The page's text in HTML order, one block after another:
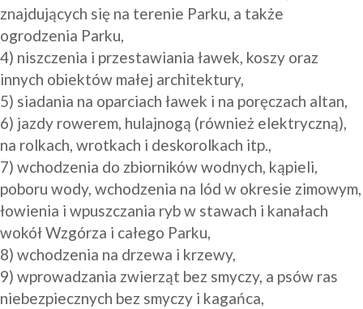
znajdujących się na terenie Parku, a także
ogrodzenia Parku,
4) niszczenia i przestawiania ławek, koszy oraz
innych obiektów małej architektury,
5) siadania na oparciach ławek i na poręczach altan,
6) jazdy rowerem, hulajnogą (również elektryczną),
na rolkach, wrotkach i deskorolkach itp.,
7) wchodzenia do zbiorników wodnych, kąpieli,
poboru wody, wchodzenia na lód w okresie zimowym,
łowienia i wpuszczania ryb w stawach i kanałach
wokół Wzgórza i całego Parku,
8) wchodzenia na drzewa i krzewy,
9) wprowadzania zwierząt bez smyczy, a psów ras
niebezpiecznych bez smyczy i kagańca,